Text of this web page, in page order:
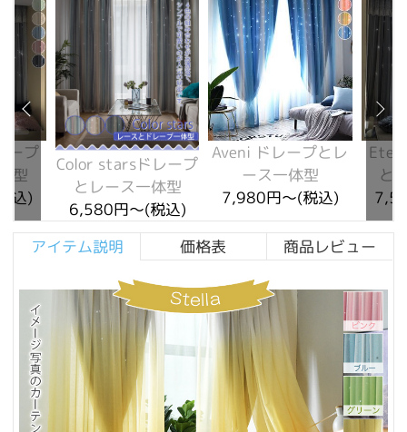
ープ
型
込)
Color starsドレープ
とレース一体型
6,580円～(税込)
Aveni ドレープとレ
ース一体型
7,980円～(税込)
と
アイテム説明 価格表 商品レビュー